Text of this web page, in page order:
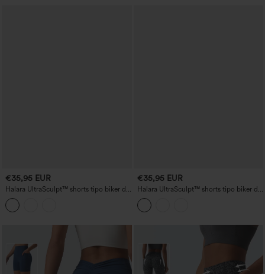
€35,95 EUR
Halara UltraSculpt™ shorts tipo biker de
entrenamiento moldeadores, de talle
alto con control de abdomen, 3'' con
bolsillos
€35,95 EUR
Halara UltraSculpt™ shorts tipo biker de
entrenamiento moldeadores de talle alto
con control abdominal 5'' con bolsillos